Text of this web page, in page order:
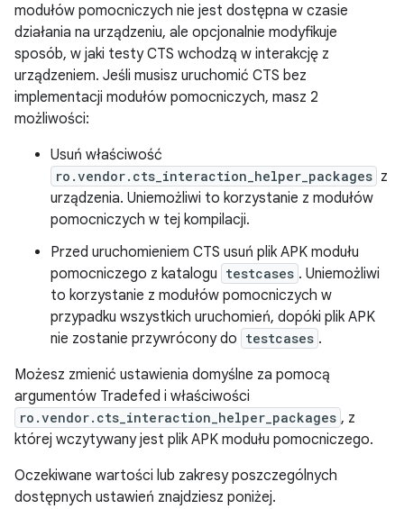
modułów pomocniczych nie jest dostępna w czasie
działania na urządzeniu, ale opcjonalnie modyfikuje
sposób, w jaki testy CTS wchodzą w interakcję z
urządzeniem. Jeśli musisz uruchomić CTS bez
implementacji modułów pomocniczych, masz 2
możliwości:
Usuń właściwość
ro.vendor.cts_interaction_helper_packages z
urządzenia. Uniemożliwi to korzystanie z modułów
pomocniczych w tej kompilacji.
Przed uruchomieniem CTS usuń plik APK modułu
pomocniczego z katalogu testcases . Uniemożliwi
to korzystanie z modułów pomocniczych w
przypadku wszystkich uruchomień, dopóki plik APK
nie zostanie przywrócony do testcases .
Możesz zmienić ustawienia domyślne za pomocą
argumentów Tradefed i właściwości
ro.vendor.cts_interaction_helper_packages , z
której wczytywany jest plik APK modułu pomocniczego.
Oczekiwane wartości lub zakresy poszczególnych
dostępnych ustawień znajdziesz poniżej.